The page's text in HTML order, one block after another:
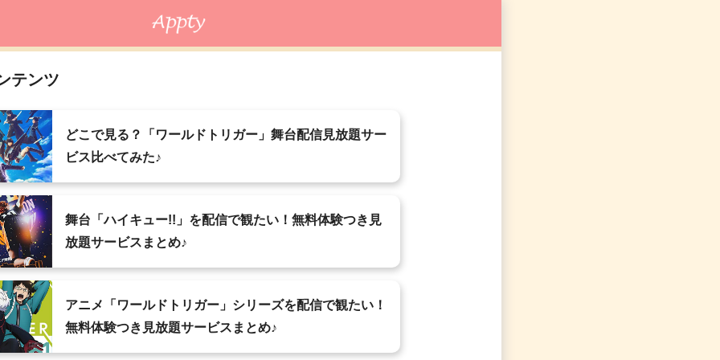
テンツ
どこで見る？「ワールドトリガー」舞台配信見放題サー
ビス比べてみた♪
舞台「ハイキュー!!」を配信で観たい！無料体験つき見
放題サービスまとめ♪
アニメ「ワールドトリガー」シリーズを配信で観たい！
無料体験つき見放題サービスまとめ♪